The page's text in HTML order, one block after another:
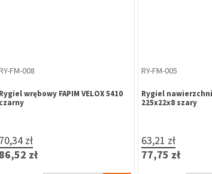
ZA-ME-011
Zatrzask balkonowy z rolką, profil
okienny Aluplast / Wital / Decco
7,63 zł
9,38 zł
KL-LO-170
Klamka
OV rozeta
71,59 zł
88,06 zł